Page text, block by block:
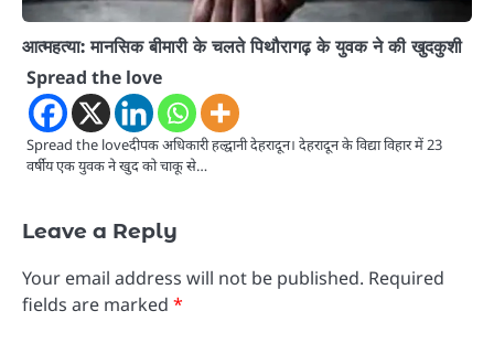
आत्महत्या: मानसिक बीमारी के चलते पिथौरागढ़ के युवक ने की खुदकुशी
Spread the love
Spread the loveदीपक अधिकारी हल्द्वानी देहरादून। देहरादून के विद्या विहार में 23
वर्षीय एक युवक ने खुद को चाकू से…
Leave a Reply
Your email address will not be published. Required
fields are marked *